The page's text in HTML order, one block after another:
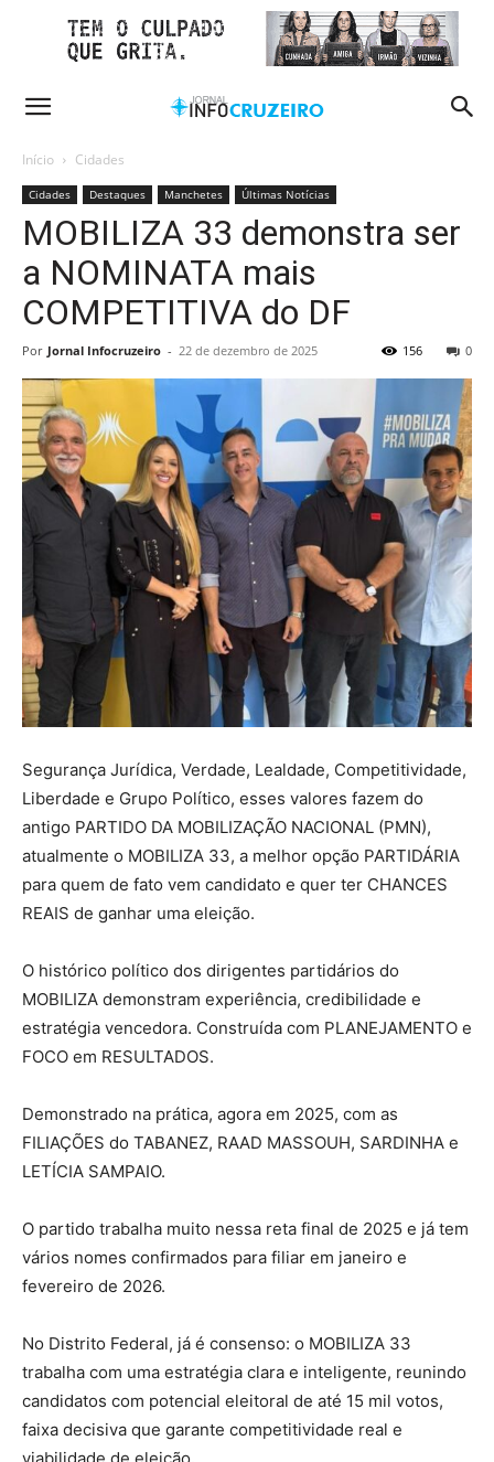
Início Cidades
Cidades Destaques Manchetes Últimas Notícias
MOBILIZA 33 demonstra ser
a NOMINATA mais
COMPETITIVA do DF
Por Jornal Infocruzeiro - 22 de dezembro de 2025 0
156
Segurança Jurídica, Verdade, Lealdade, Competitividade,
Liberdade e Grupo Político, esses valores fazem do
antigo PARTIDO DA MOBILIZAÇÃO NACIONAL (PMN),
atualmente o MOBILIZA 33, a melhor opção PARTIDÁRIA
para quem de fato vem candidato e quer ter CHANCES
REAIS de ganhar uma eleição.
O histórico político dos dirigentes partidários do
MOBILIZA demonstram experiência, credibilidade e
estratégia vencedora. Construída com PLANEJAMENTO e
FOCO em RESULTADOS.
Demonstrado na prática, agora em 2025, com as
FILIAÇÕES do TABANEZ, RAAD MASSOUH, SARDINHA e
LETÍCIA SAMPAIO.
O partido trabalha muito nessa reta final de 2025 e já tem
vários nomes confirmados para filiar em janeiro e
fevereiro de 2026.
No Distrito Federal, já é consenso: o MOBILIZA 33
trabalha com uma estratégia clara e inteligente, reunindo
candidatos com potencial eleitoral de até 15 mil votos,
faixa decisiva que garante competitividade real e